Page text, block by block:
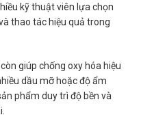
kỹ thuật viên lựa chọn
thao tác hiệu quả trong
giúp chống oxy hóa hiệu
dầu mỡ hoặc độ ẩm
phẩm duy trì độ bền và